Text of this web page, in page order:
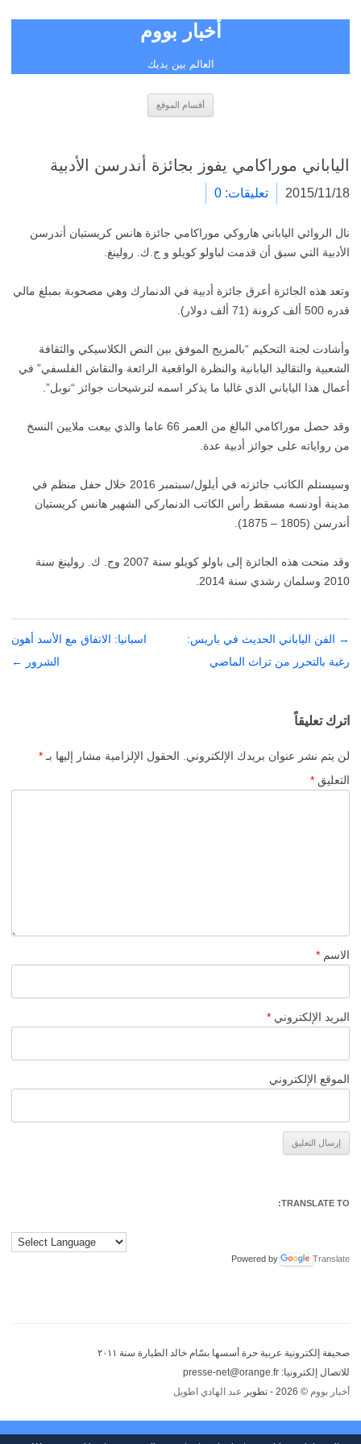
أخبار بووم
العالم بين يديك
أقسام الموقع
الياباني موراكامي يفوز بجائزة أندرسن الأدبية
2015/11/18 تعليقات: 0
نال الروائي الياباني هاروكي موراكامي جائزة هانس كريستيان أندرسن
الأدبية التي سبق أن قدمت لباولو كويلو و ج.ك. رولينغ.
وتعد هذه الجائزة أعرق جائزة أدبية في الدنمارك وهي مصحوبة بمبلغ مالي
قدره 500 ألف كرونة (71 ألف دولار).
وأشادت لجنة التحكيم “بالمزيج الموفق بين النص الكلاسيكي والثقافة
الشعبية والتقاليد اليابانية والنظرة الواقعية الرائعة والنقاش الفلسفي” في
أعمال هذا الياباني الذي غالبا ما يذكر اسمه لترشيحات جوائز “نوبل”.
وقد حصل موراكامي البالغ من العمر 66 عاما والذي بيعت ملايين النسخ
من رواياته على جوائز أدبية عدة.
وسيستلم الكاتب جائزته في أيلول/سبتمبر 2016 خلال حفل منظم في
مدينة أودنسه مسقط رأس الكاتب الدنماركي الشهير هانس كريستيان
أندرسن (1805 – 1875).
وقد منحت هذه الجائزة إلى باولو كويلو سنة 2007 وج. ك. رولينغ سنة
2010 وسلمان رشدي سنة 2014.
تصفّح
المقالات
→ الفن الياباني الحديث في باريس:
رغبة بالتحرر من تراث الماضي
اسبانيا: الاتفاق مع الأسد أهون
الشرور
←
اترك تعليقاً
لن يتم نشر عنوان بريدك الإلكتروني. الحقول الإلزامية مشار إليها بـ *
التعليق *
الاسم *
البريد الإلكتروني *
الموقع الإلكتروني
TRANSLATE TO:
Powered by Translate
صحيفة إلكترونية عربية حرة أسسها بسّام خالد الطيارة سنة ٢٠١١
للاتصال إلكترونيا: presse-net@orange.fr
أخبار بووم © 2026 - تطوير عبد الهادي اطويل